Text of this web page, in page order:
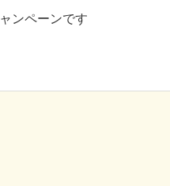
ンペーンです